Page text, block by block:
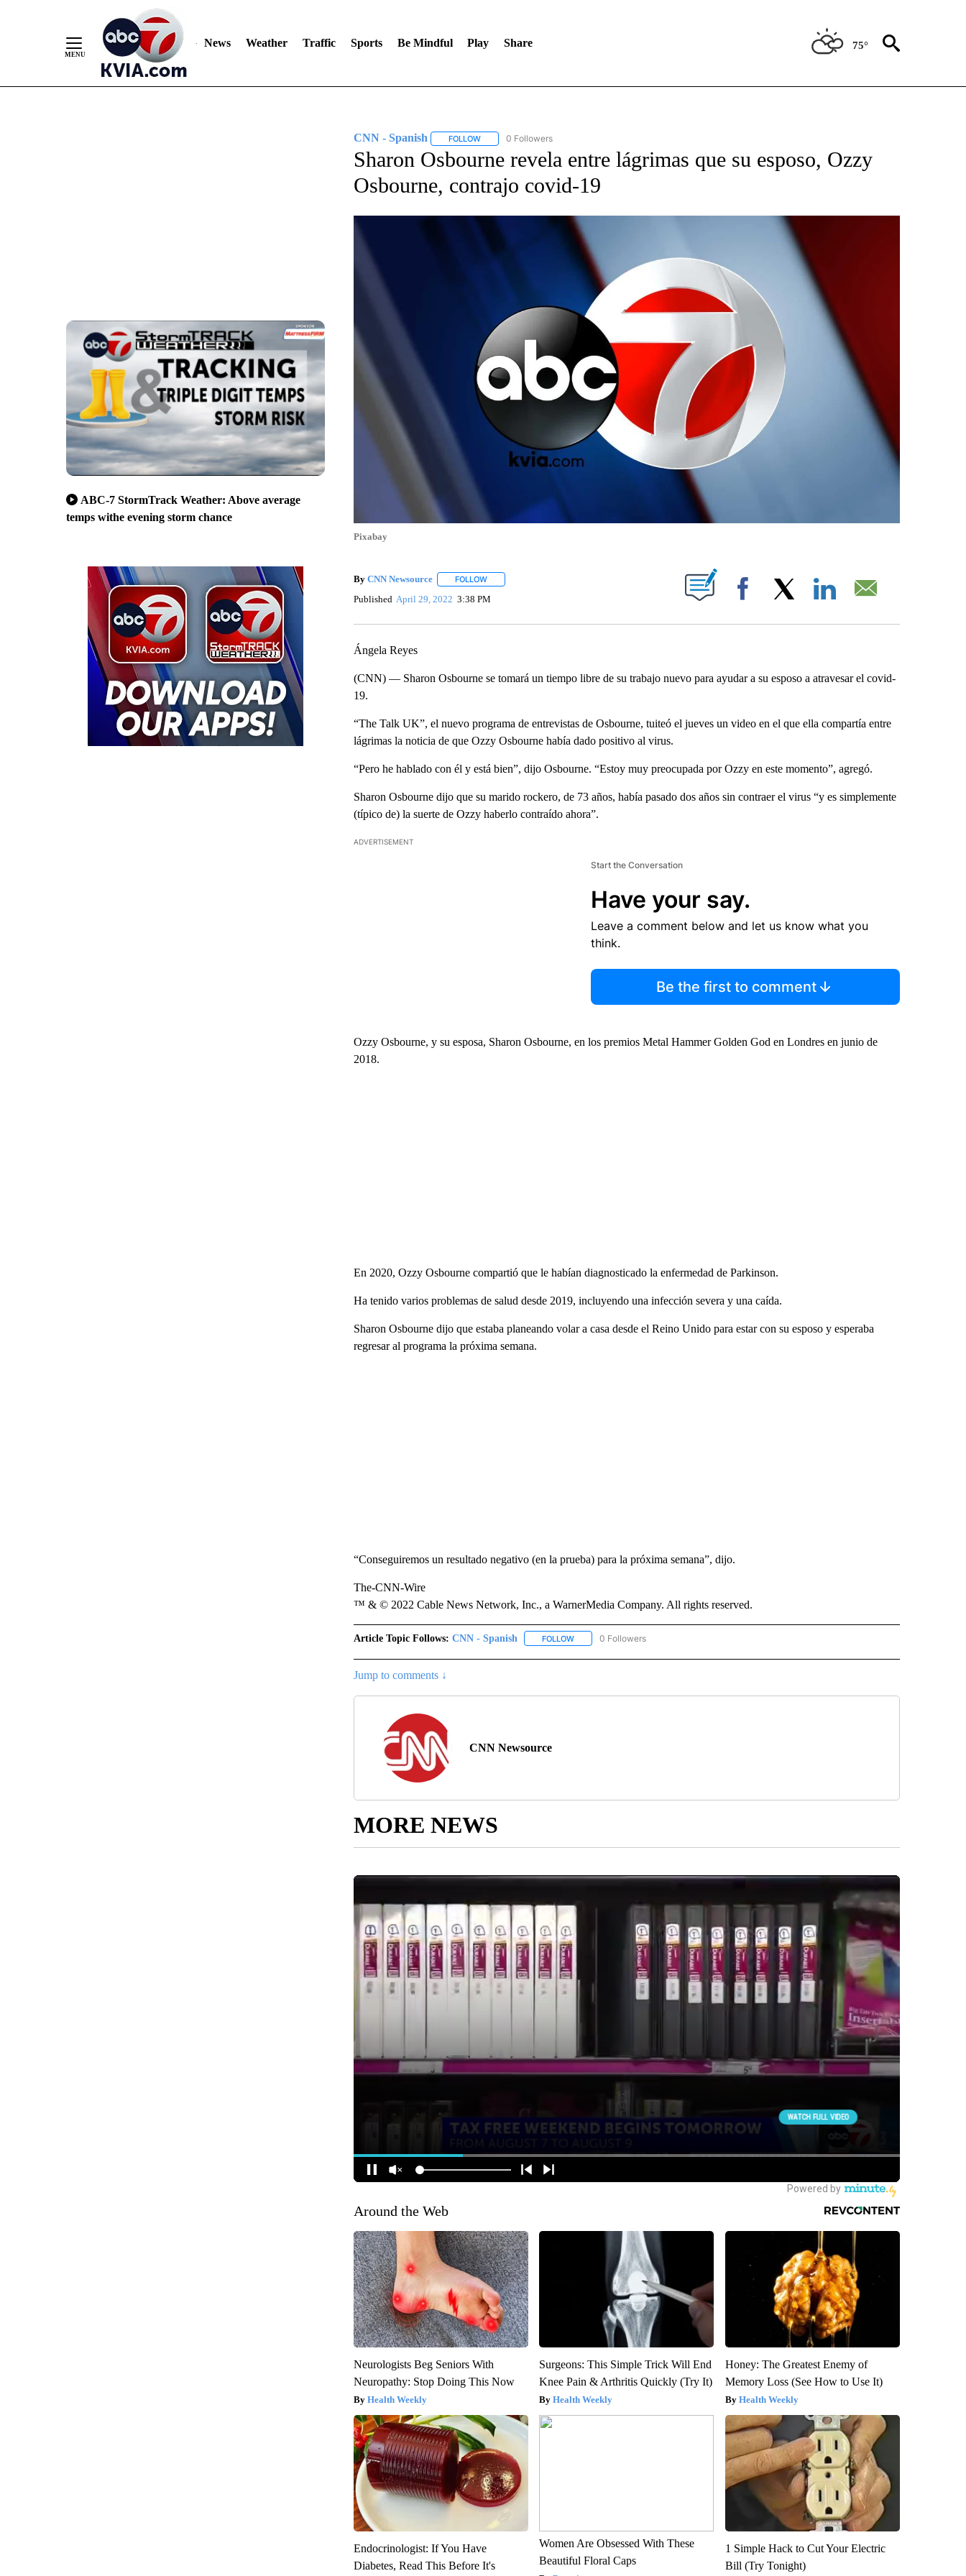
News Weather Traffic Sports Be Mindful Play Share 75°
ABC-7 StormTrack Weather: Above average
temps withe evening storm chance
CNN - Spanish FOLLOWFOLLOW "CNN - SPANISH" TO RECEIVE NOTIFICATIONS ABOUT NEW PAGES ON "CNN - SPANISH".
0 Followers
Sharon Osbourne revela entre lágrimas que su esposo, Ozzy
Osbourne, contrajo covid-19
Pixabay
By CNN Newsource FOLLOWFOLLOW "" TO RECEIVE NOTIFICATIONS ABOUT NEW PAGES ON "".
Published April 29, 2022 3:38 PM Facebook
Ángela Reyes
(CNN) — Sharon Osbourne se tomará un tiempo libre de su trabajo nuevo para ayudar a su esposo a atravesar el covid-
19.
“The Talk UK”, el nuevo programa de entrevistas de Osbourne, tuiteó el jueves un video en el que ella compartía entre
lágrimas la noticia de que Ozzy Osbourne había dado positivo al virus.
“Pero he hablado con él y está bien”, dijo Osbourne. “Estoy muy preocupada por Ozzy en este momento”, agregó.
Sharon Osbourne dijo que su marido rockero, de 73 años, había pasado dos años sin contraer el virus “y es simplemente
(típico de) la suerte de Ozzy haberlo contraído ahora”.
ADVERTISEMENT
Start the Conversation
Have your say.
Leave a comment below and let us know what you
think.
Be the first to comment
Ozzy Osbourne, y su esposa, Sharon Osbourne, en los premios Metal Hammer Golden God en Londres en junio de
2018.
En 2020, Ozzy Osbourne compartió que le habían diagnosticado la enfermedad de Parkinson.
Ha tenido varios problemas de salud desde 2019, incluyendo una infección severa y una caída.
Sharon Osbourne dijo que estaba planeando volar a casa desde el Reino Unido para estar con su esposo y esperaba
regresar al programa la próxima semana.
“Conseguiremos un resultado negativo (en la prueba) para la próxima semana”, dijo.
The-CNN-Wire
™ & © 2022 Cable News Network, Inc., a WarnerMedia Company. All rights reserved.
Article Topic Follows: CNN - Spanish FOLLOWFOLLOW "CNN - SPANISH" TO RECEIVE NOTIFICATIONS ABOUT NEW PAGES ON "CNN - SPANISH".
0 Followers
Jump to comments ↓
CNN Newsource
MORE NEWS
Around the Web
Neurologists Beg Seniors With
Neuropathy: Stop Doing This Now
Health Weekly
Surgeons: This Simple Trick Will End
Knee Pain & Arthritis Quickly (Try It)
Health Weekly
Honey: The Greatest Enemy of
Memory Loss (See How to Use It)
Health Weekly
Endocrinologist: If You Have
Diabetes, Read This Before It's
Women Are Obsessed With These
Beautiful Floral Caps
1 Simple Hack to Cut Your Electric
Bill (Try Tonight)